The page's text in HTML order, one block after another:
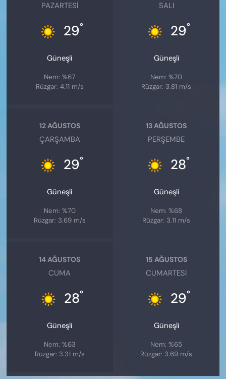
PAZARTESI
29°
Güneşli
Nem: %67
Rüzgar: 4.11 m/s
SALI
29°
Güneşli
Nem: %70
Rüzgar: 3.81 m/s
12 AĞUSTOS
ÇARŞAMBA
29°
Güneşli
Nem: %70
Rüzgar: 3.69 m/s
13 AĞUSTOS
PERŞEMBE
28°
Güneşli
Nem: %68
Rüzgar: 3.11 m/s
14 AĞUSTOS
CUMA
28°
Güneşli
Nem: %63
Rüzgar: 3.31 m/s
15 AĞUSTOS
CUMARTESI
29°
Güneşli
Nem: %65
Rüzgar: 3.69 m/s